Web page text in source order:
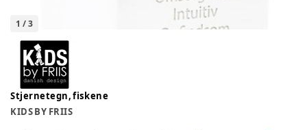
1 /3
Stjernetegn, fiskene
KIDS BY FRIIS